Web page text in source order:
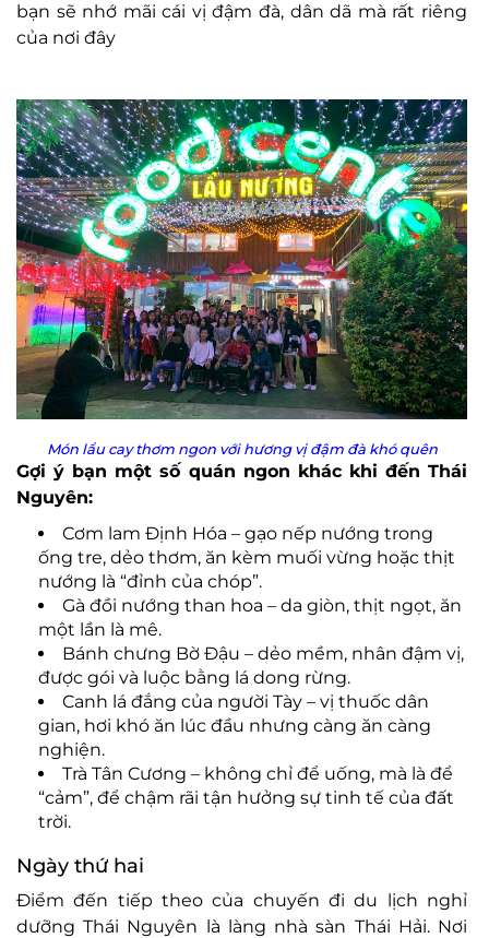
bạn sẽ nhớ mãi cái vị đậm đà, dân dã mà rất riêng
của nơi đây
Món lẩu cay thơm ngon với hương vị đậm đà khó quên
Gợi ý bạn một số quán ngon khác khi đến Thái
Nguyên:
Cơm lam Định Hóa – gạo nếp nướng trong
ống tre, dẻo thơm, ăn kèm muối vừng hoặc thịt
nướng là “đỉnh của chóp”.
Gà đồi nướng than hoa – da giòn, thịt ngọt, ăn
một lần là mê.
Bánh chưng Bờ Đậu – dẻo mềm, nhân đậm vị,
được gói và luộc bằng lá dong rừng.
Canh lá đắng của người Tày – vị thuốc dân
gian, hơi khó ăn lúc đầu nhưng càng ăn càng
nghiện.
Trà Tân Cương – không chỉ để uống, mà là để
“cảm”, để chậm rãi tận hưởng sự tinh tế của đất
trời.
Ngày thứ hai
Điểm đến tiếp theo của chuyến đi du lịch nghỉ
dưỡng Thái Nguyên là làng nhà sàn Thái Hải. Nơi